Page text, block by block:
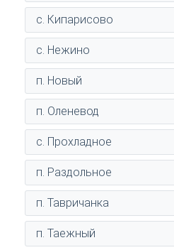
с. Кипарисово
с. Нежино
п. Новый
п. Оленевод
с. Прохладное
п. Раздольное
п. Тавричанка
п. Таежный